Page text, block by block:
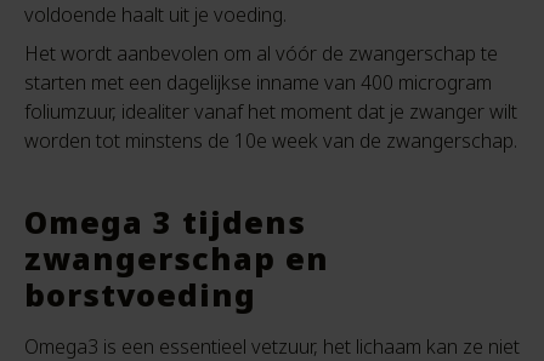
voldoende haalt uit je voeding.
Het wordt aanbevolen om al vóór de zwangerschap te
starten met een dagelijkse inname van 400 microgram
foliumzuur, idealiter vanaf het moment dat je zwanger wilt
worden tot minstens de 10e week van de zwangerschap.
Omega 3 tijdens
zwangerschap en
borstvoeding
Omega3 is een essentieel vetzuur, het lichaam kan ze niet